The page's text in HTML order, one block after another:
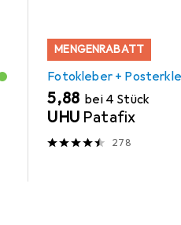
MENGENRABATT
Fotokleber +
EUR
5,88 bei 4 Stück
UHU Patafix
278